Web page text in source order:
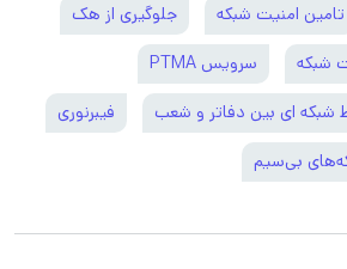
تامین امنیت شبکه جلوگیری از هک
شبکه سرویس PTMA
شبکه ای بین دفاتر و شعب فیبرنوری
بی‌سیم